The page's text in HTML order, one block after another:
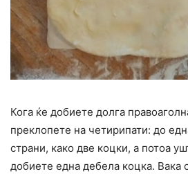
Кога ќе добиете долга
преклопете на четирипати: до
страни, како две коцки, а потоа
добиете една дебела коцка. Вака